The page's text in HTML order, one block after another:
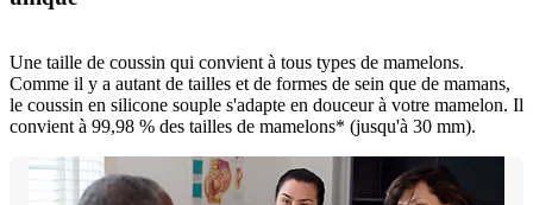
Une taille de coussin qui convient à tous types de mamelons.
Comme il y a autant de tailles et de formes de sein que de mamans,
le coussin en silicone souple s'adapte en douceur à votre mamelon. Il
convient à 99,98 % des tailles de mamelons* (jusqu'à 30 mm).